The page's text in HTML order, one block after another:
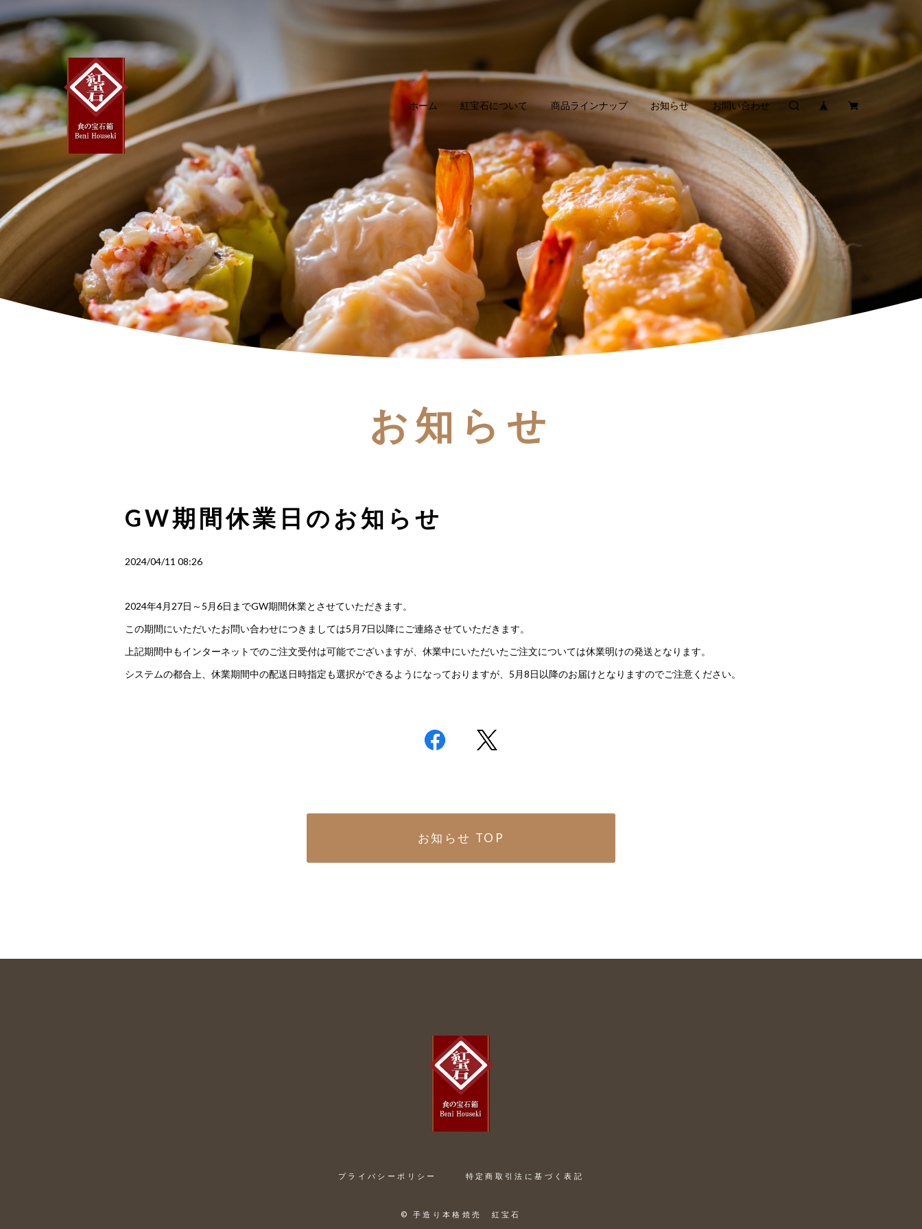
ホーム 紅宝石について 商品ラインナップ お知らせ お問い合わせ
お知らせ
GW期間休業日のお知らせ
2024/04/11 08:26
2024年4月27日～5月6日までGW期間休業とさせていただきます。
この期間にいただいたお問い合わせにつきましては5月7日以降にご連絡させていただきます。
上記期間中もインターネットでのご注文受付は可能でございますが、休業中にいただいたご注文については休業明けの発送となります。
システムの都合上、休業期間中の配送日時指定も選択ができるようになっておりますが、5月8日以降のお届けとなりますのでご注意ください。
お知らせ TOP
プライバシーポリシー 特定商取引法に基づく表記
©︎ 手造り本格焼売 紅宝石